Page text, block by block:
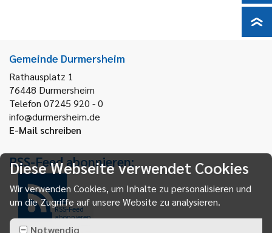
Gemeinde Durmersheim
Rathausplatz 1
76448 Durmersheim
Telefon 07245 920 - 0
info@durmersheim.de
E-Mail schreiben
RSS-Feed abonnieren:
RSS-Feed
abonnieren
Diese Webseite verwendet Cookies
Wir verwenden Cookies, um Inhalte zu personalisieren und
um die Zugriffe auf unsere Website zu analysieren.
Notwendig